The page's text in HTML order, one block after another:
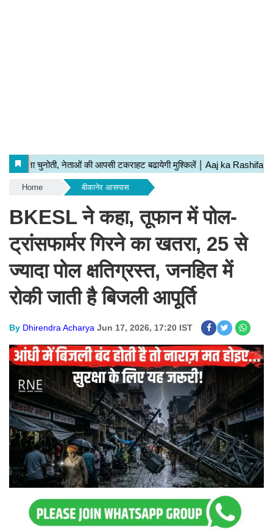
Home बीकानेर आसपास
BKESL ने कहा, तूफान में पोल-
ट्रांसफार्मर गिरने का खतरा, 25 से
ज्यादा पोल क्षतिग्रस्त, जनहित में
रोकी जाती है बिजली आपूर्ति
By Dhirendra Acharya Jun 17, 2026, 17:20 IST